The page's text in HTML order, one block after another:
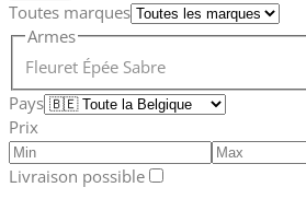
Toutes marques
Armes
Fleuret Épée Sabre
Pays
Prix
Livraison possible